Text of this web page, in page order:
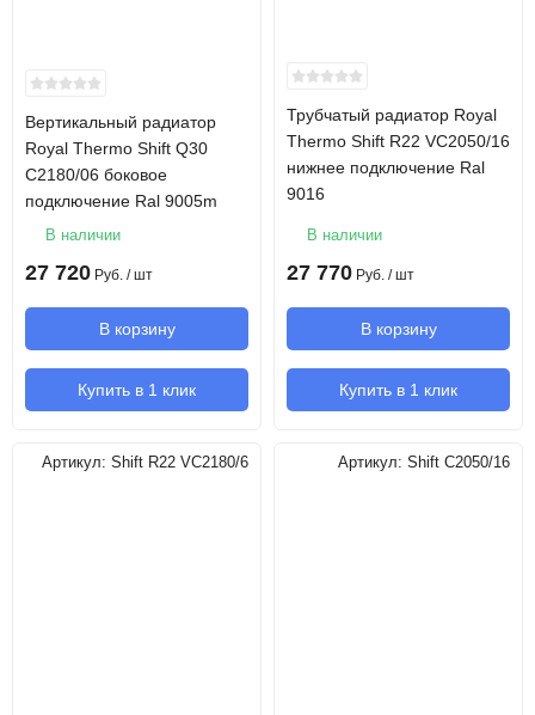
Вертикальный радиатор
Royal Thermo Shift Q30
C2180/06 боковое
подключение Ral 9005m
В наличии
27 720 Руб. / шт
В корзину
Купить в 1 клик
Трубчатый радиатор Royal
Thermo Shift R22 VC2050/16
нижнее подключение Ral
9016
В наличии
27 770 Руб. / шт
В корзину
Купить в 1 клик
Артикул: Shift R22 VC2180/6 Артикул: Shift C2050/16